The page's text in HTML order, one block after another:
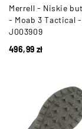
Merrell - Niskie
- Moab 3 Tactical
J003909
496,99 zł